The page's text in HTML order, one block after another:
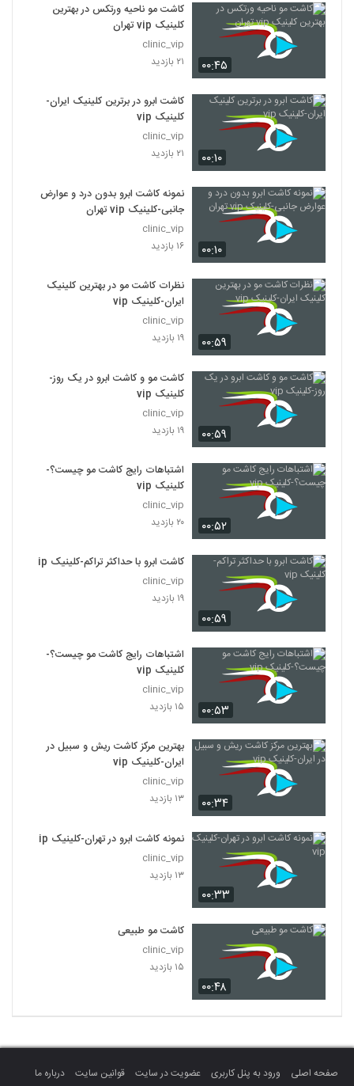
۰۰:۴۵
کاشت مو ناحیه ورتکس در بهترین
کلینیک vip تهران
clinic_vip
۲۱ بازدید
۰۰:۱۰
کاشت ابرو در برترین کلینیک ایران-
کلینیک vip
clinic_vip
۲۱ بازدید
۰۰:۱۰
نمونه کاشت ابرو بدون درد و عوارض
جانبی-کلینیک vip تهران
clinic_vip
۱۶ بازدید
۰۰:۵۹
نظرات کاشت مو در بهترین کلینیک
ایران-کلینیک vip
clinic_vip
۱۹ بازدید
۰۰:۵۹
کاشت مو و کاشت ابرو در یک روز-
کلینیک vip
clinic_vip
۱۹ بازدید
۰۰:۵۲
اشتباهات رایج کاشت مو چیست؟-
کلینیک vip
clinic_vip
۲۰ بازدید
۰۰:۵۹
کاشت ابرو با حداکثر تراکم-کلینیک vip
clinic_vip
۱۹ بازدید
۰۰:۵۳
اشتباهات رایج کاشت مو چیست؟-
کلینیک vip
clinic_vip
۱۵ بازدید
۰۰:۳۴
بهترین مرکز کاشت ریش و سبیل در
ایران-کلینیک vip
clinic_vip
۱۳ بازدید
۰۰:۳۳
نمونه کاشت ابرو در تهران-کلینیک vip
clinic_vip
۱۳ بازدید
۰۰:۴۸
کاشت مو طبیعی
clinic_vip
۱۵ بازدید
صفحه اصلی ورود به پنل کاربری عضویت در سایت قوانین سایت
درباره ما